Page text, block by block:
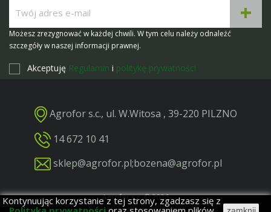
Kontynuując korzystanie z tej strony, zgadzasz się z
Możesz zrezygnować w każdej chwili. W tym celu należy odnaleźć
szczegóły w naszej informacji prawnej.
Akceptuję Regulamin i politykę prywatności
Agrofor s.c., ul. W.Witosa , 39-220 PILZNO
14 672 10 41
sklep@agrofor.pl;bozena@agrofor.pl
Agrofor s.c. © 2026
Projekt i realizacja: BigCom